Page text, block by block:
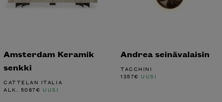
Amsterdam Keramik
senkki
CATTELAN ITALIA
ALK. 5087€ UUSI
Andrea seinävalaisin
TACCHINI
1357€ UUSI